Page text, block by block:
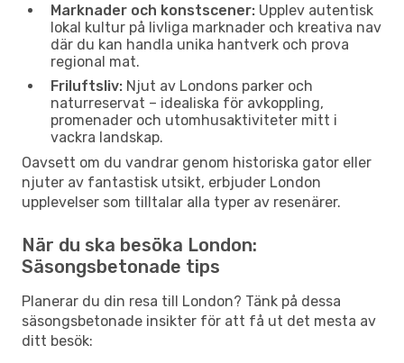
Marknader och konstscener: Upplev autentisk
lokal kultur på livliga marknader och kreativa nav
där du kan handla unika hantverk och prova
regional mat.
Friluftsliv: Njut av Londons parker och
naturreservat – idealiska för avkoppling,
promenader och utomhusaktiviteter mitt i
vackra landskap.
Oavsett om du vandrar genom historiska gator eller
njuter av fantastisk utsikt, erbjuder London
upplevelser som tilltalar alla typer av resenärer.
När du ska besöka London:
Säsongsbetonade tips
Planerar du din resa till London? Tänk på dessa
säsongsbetonade insikter för att få ut det mesta av
ditt besök: